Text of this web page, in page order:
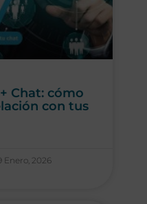
Chat: cómo
con tus
Enero, 2026